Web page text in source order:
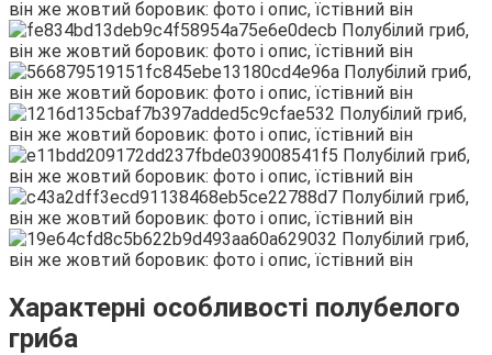
Характерні особливості полубелого
гриба